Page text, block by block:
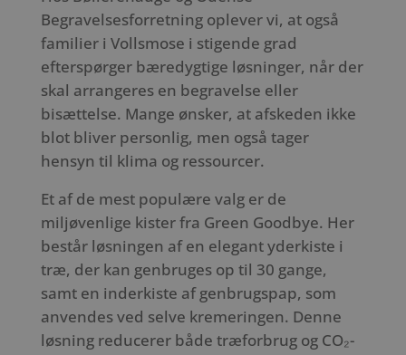
Begravelsesforretning oplever vi, at også
familier i Vollsmose i stigende grad
efterspørger bæredygtige løsninger, når der
skal arrangeres en begravelse eller
bisættelse. Mange ønsker, at afskeden ikke
blot bliver personlig, men også tager
hensyn til klima og ressourcer.
Et af de mest populære valg er de
miljøvenlige kister fra Green Goodbye. Her
består løsningen af en elegant yderkiste i
træ, der kan genbruges op til 30 gange,
samt en inderkiste af genbrugspap, som
anvendes ved selve kremeringen. Denne
løsning reducerer både træforbrug og CO₂-